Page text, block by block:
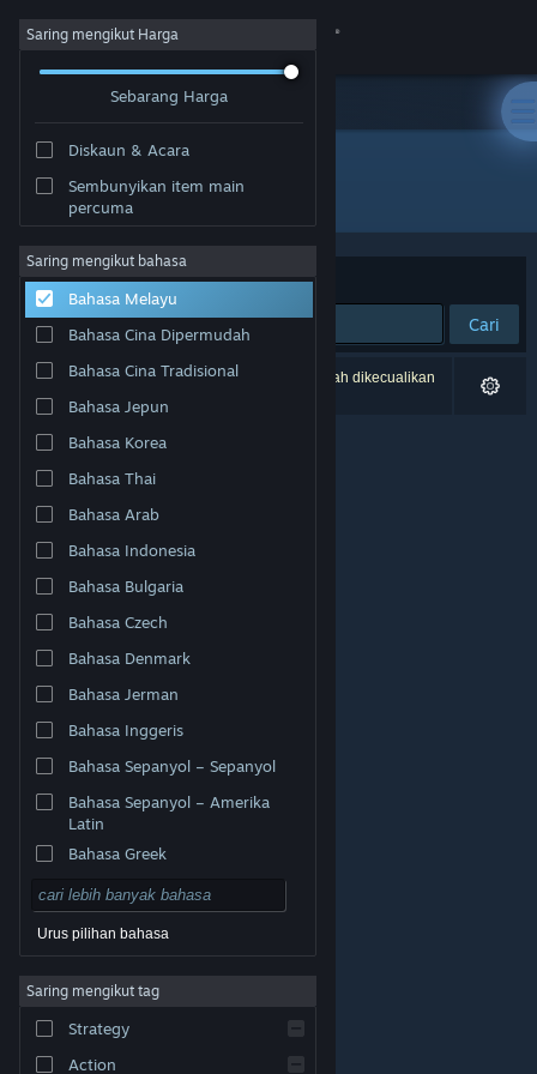
Sign in
Tentang
Sokongan
Ubah bahasa
Dapatkan Steam Mobile App
Lihat laman web desktop
© Valve Corporation. Hak cipta terpelihara. Semua
tanda dagangan ialah hak milik pemilik masing-masing
Perundangan|Accessibility
Steam| Bayaran balik
Saring mengikut Harga
Sebarang Harga
Diskaun & Acara
Sembunyikan item main
percuma
Saring mengikut bahasa
Bahasa Melayu
Bahasa Cina Dipermudah
Bahasa Cina Tradisional
Bahasa Jepun
Bahasa Korea
Bahasa Thai
Bahasa Arab
Bahasa Indonesia
Bahasa Bulgaria
Bahasa Czech
Bahasa Denmark
Bahasa Jerman
Bahasa Inggeris
Bahasa Sepanyol – Sepanyol
Bahasa Sepanyol – Amerika
Latin
Bahasa Greek
Urus pilihan bahasa
Saring mengikut tag
Strategy
Action
Pembangun: 10six Games
Susun mengikut Perkaitan
Cari
0 hasil sepadan dengan carian anda. 1 tajuk telah dikecualikan
berdasarkan pilihan anda.